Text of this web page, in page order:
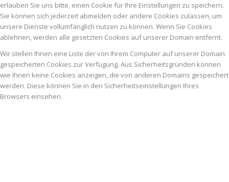
erlauben Sie uns bitte, einen Cookie für Ihre Einstellungen zu speichern.
Sie können sich jederzeit abmelden oder andere Cookies zulassen, um
unsere Dienste vollumfänglich nutzen zu können. Wenn Sie Cookies
ablehnen, werden alle gesetzten Cookies auf unserer Domain entfernt.
Wir stellen Ihnen eine Liste der von Ihrem Computer auf unserer Domain
gespeicherten Cookies zur Verfügung. Aus Sicherheitsgründen können
wie Ihnen keine Cookies anzeigen, die von anderen Domains gespeichert
werden. Diese können Sie in den Sicherheitseinstellungen Ihres
Browsers einsehen.